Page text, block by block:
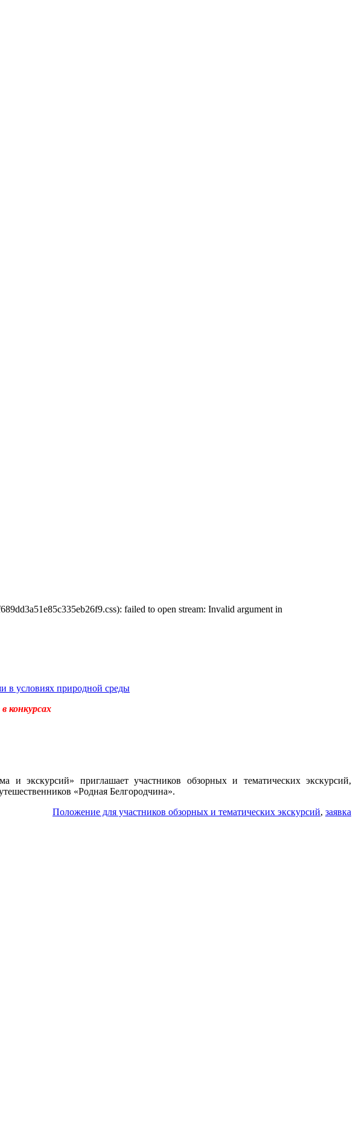
failed to open stream: Invalid argument in
конкурсах
экскурсий» приглашает участников обзорных и тематических экскурсий,
«Родная Белгородчина».
Положение для участников обзорных и тематических экскурсий, заявка